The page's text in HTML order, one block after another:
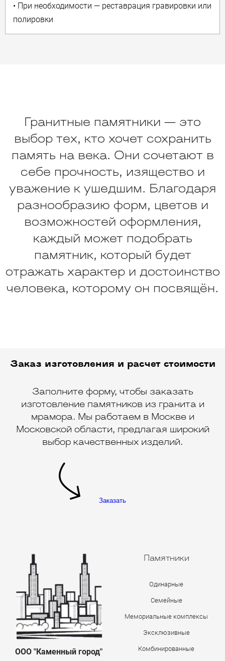
• При необходимости — реставрация гравировки или
полировки
Гранитные памятники — это
выбор тех, кто хочет сохранить
память на века. Они сочетают в
себе прочность, изящество и
уважение к ушедшим. Благодаря
разнообразию форм, цветов и
возможностей оформления,
каждый может подобрать
памятник, который будет
отражать характер и достоинство
человека, которому он посвящён.
Заказ изготовления и расчет стоимости
Заполните форму, чтобы заказать
изготовление памятников из гранита и
мрамора. Мы работаем в Москве и
Московской области, предлагая широкий
выбор качественных изделий.
Заказать
ООО "Каменный город"
Памятники
Одинарные
Семейные
Мемориальные комплексы
Эксклюзивные
Комбинированные